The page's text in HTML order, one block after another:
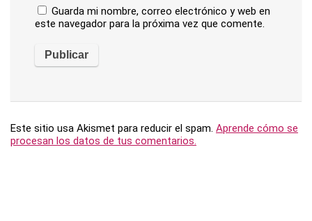
Guarda mi nombre, correo electrónico y web en
este navegador para la próxima vez que comente.
Este sitio usa Akismet para reducir el spam. Aprende cómo se
procesan los datos de tus comentarios.